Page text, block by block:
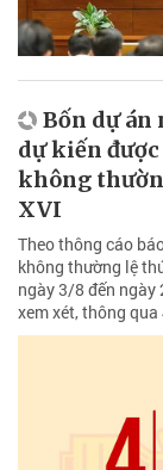
Bốn dự án
dự kiến
không
XVI
Theo thông cáo
không thường lệ
ngày 3/8 đến ngày
xem xét, thông